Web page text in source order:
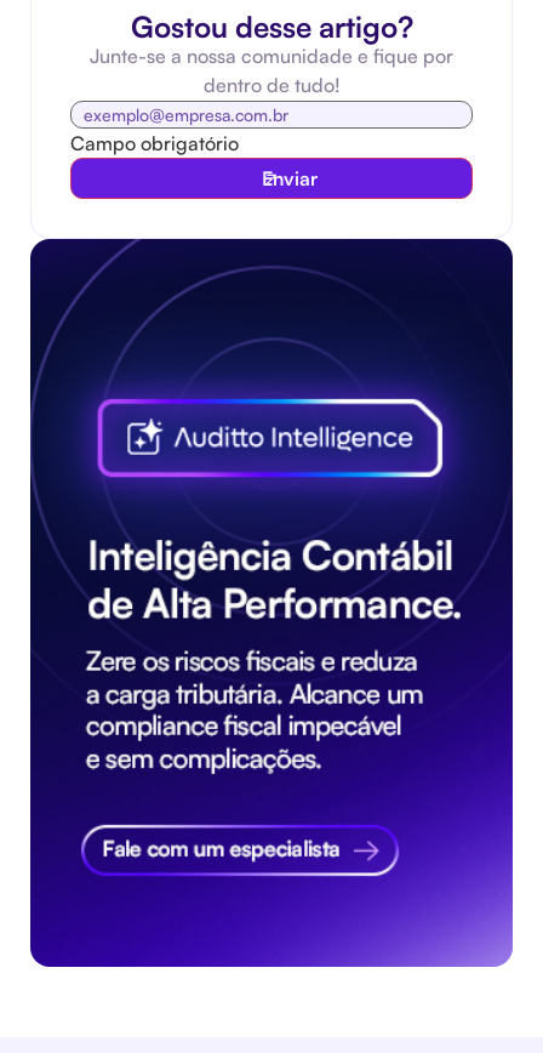
Gostou desse artigo?
Junte-se a nossa comunidade e fique por
dentro de tudo!
Campo obrigatório
Enviar